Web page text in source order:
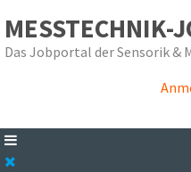
MESSTECHNIK-
Das Jobportal der Sensorik &